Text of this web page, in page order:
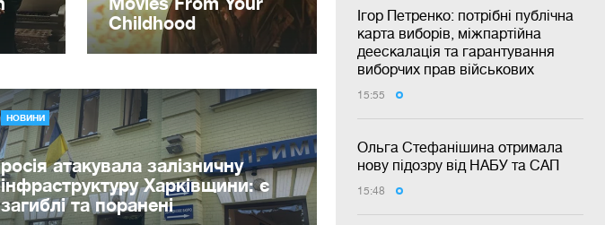
Ігор Петренко: потрібні публічна
карта виборів, міжпартійна
деескалація та гарантування
виборчих прав військових
15:55
Ольга Стефанішина отримала
нову підозру від НАБУ та САП
15:48
НОВИНИ
росія атакувала залізничну
інфраструктуру Харківщини: є
загиблі та поранені